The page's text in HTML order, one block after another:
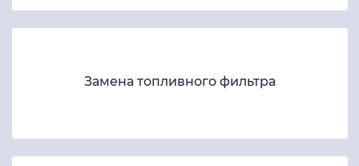
Замена топливного фильтра